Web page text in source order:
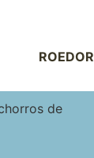
ROEDOR
de